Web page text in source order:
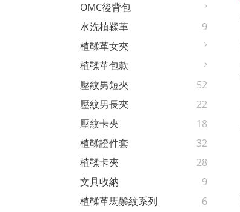
OMC後背包
水洗植鞣革
9
植鞣革女夾
植鞣革包款
壓紋男短夾
52
壓紋男長夾
22
壓紋卡夾
18
植鞣證件套
32
植鞣卡夾
28
文具收納
9
植鞣革馬鬃紋系列
6